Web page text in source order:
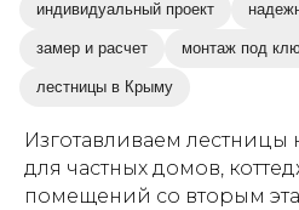
индивидуальный проект
замер и расчет монтаж под
лестницы в Крыму
Изготавливаем лестницы
для частных домов,
помещений со вторым